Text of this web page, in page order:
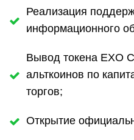
Реализация
информационного
Вывод токена EXO
альткоинов по
торгов;
Открытие